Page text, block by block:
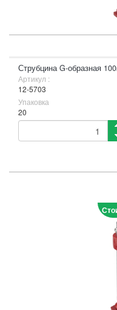
Струбцина G-образная
Артикул :
12-5703
Упаковка
20